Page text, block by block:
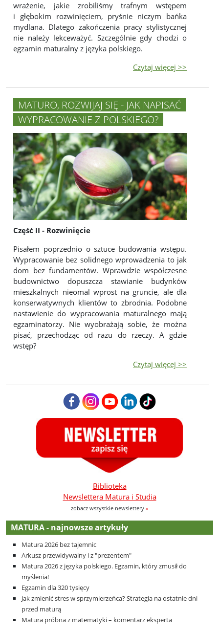
wrażenie, jakie zrobiliśmy trafnym wstępem
i głębokim rozwinięciem, pryśnie niczym bańka
mydlana. Dlatego zakończenia pracy stylistycznej
nie należy lekceważyć. Szczególnie gdy chodzi o
egzamin maturalny z języka polskiego.
Czytaj więcej >>
MATURO, ROZWIJAJ SIĘ - JAK NAPISAĆ
WYPRACOWANIE Z POLSKIEGO?
Część II - Rozwinięcie
Pisałem poprzednio o sztuce budowania wstępu.
Wypracowanie bez solidnego wprowadzenia to jak
dom bez fundamentów. Wprawdzie współczesne
budownictwo dopuszcza stawianie budynków
mieszkalnych nieomal wprost na gruncie, ale dla
konserwatywnych klientów to zbrodnia. Podobne
nastawienie do wypracowania maturalnego mają
egzaminatorzy. Nie wyobrażają sobie, że można
pisać, przechodząc od razu do rzeczy. A gdzie
wstęp?
Czytaj więcej >>
Biblioteka
Newslettera Matura i Studia
zobacz wszystkie newslettery »
MATURA - najnowsze artykuły
Matura 2026 bez tajemnic
Arkusz przewidywalny i z "prezentem"
Matura 2026 z języka polskiego. Egzamin, który zmusił do
myślenia!
Egzamin dla 320 tysięcy
Jak zmienić stres w sprzymierzeńca? Strategia na ostatnie dni
przed maturą
Matura próbna z matematyki – komentarz eksperta